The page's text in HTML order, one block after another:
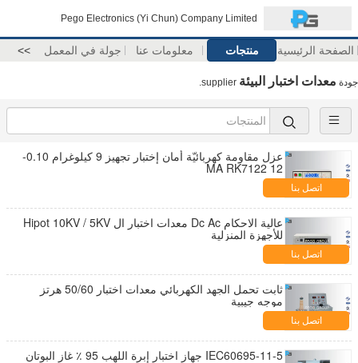
Pego Electronics (Yi Chun) Company Limited
الصفحة الرئيسية منتجات معلومات عنا جولة في المعمل >>
جودة معدات اختبار البيئة
عزل مقاومة كهربائيّة أمان إختبار تجهيز 9 كيلوغرام 0.10-
12 MA RK7122
اتصل بنا
عالية الاحكام Dc Ac معدات اختبار ال Hipot 10KV / 5KV
للأجهزة المنزلية
اتصل بنا
ثابت تحمل الجهد الكهربائي معدات اختبار 50/60 هرتز
موجه جيبية
اتصل بنا
IEC60695-11-5 جهاز اختبار إبرة اللهب 95 ٪ غاز البوتان